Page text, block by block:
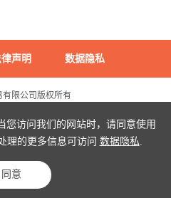
您访问我们的网站时，请同意使用
理的更多信息可访问 数据隐私
同意
声明 数据隐私
有限公司版权所有
浦)应急管危经许[2021]200596(FY)
案例